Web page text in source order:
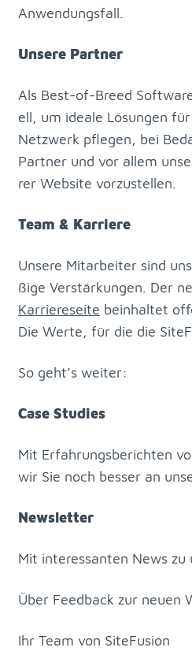
An­wen­dungs­fall.
Un­se­re Part­ner
Als Best-of-Breed
ell, um idea­le Lö­sun­gen
Netz­werk pfle­gen, bei
Part­ner und vor al­lem
rer Web­site vor­zu­stel­len.
Team & Kar­rie­re
Un­se­re Mit­ar­bei­ter sind
ßi­ge Ver­stär­kun­gen. Der
Kar­rie­re­sei­te be­inhal­tet
Die Wer­te, für die die
So geht’s wei­ter:
Case Stu­dies
Mit Er­fah­rungs­be­rich­ten
wir Sie noch bes­ser an
News­let­ter
Mit in­ter­es­san­ten News
Über Feed­back zur neu­en
Ihr Team von Site­Fu­si­on